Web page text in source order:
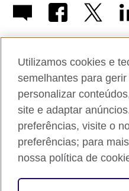
Sobre o British Council nas
Trabalhe conosco
Proteção Integral
Cookies
Utilizamos cookies e
semelhantes para
personalizar
site e adaptar
preferências, visite o
preferências; para
nossa política de